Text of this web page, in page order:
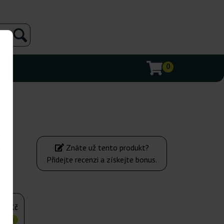
0
396Kč
Znáte už tento produkt?
Přidejte recenzi a získejte bonus.